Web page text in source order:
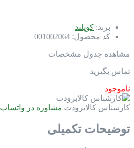
برند: کوپلند
کد محصول: 001002064
مشاهده جدول مشخصات
تماس بگیرید
ناموجود
کارشناس کالابرودت مشاوره در واتساپ
توضیحات تکمیلی